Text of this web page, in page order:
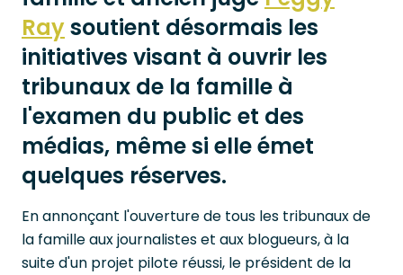
Raysoutient désormais les
initiatives visant à ouvrir les
tribunaux de la famille à
l'examen du public et des
médias, même si elle émet
quelques réserves.
En annonçant l'ouverture de tous les tribunaux de
la famille aux journalistes et aux blogueurs, à la
suite d'un projet pilote réussi, le président de la